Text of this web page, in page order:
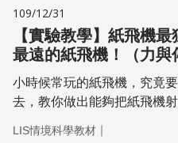
109/12/31
【實驗教學】紙飛機
最遠的紙飛機！（力與
小時候常玩的紙飛機，究竟
去，教你做出能夠把紙飛機
LIS情境科學教材 ｜